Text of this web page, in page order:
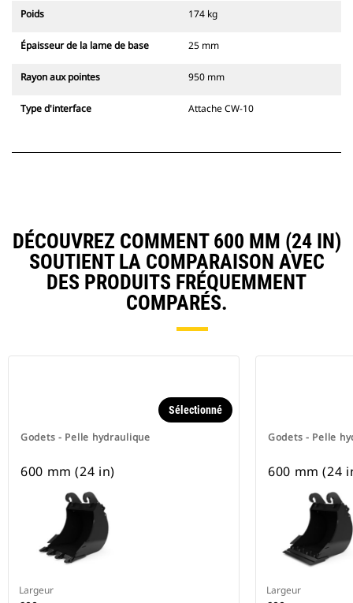
Poids 174 kg
Épaisseur de la lame de base 25 mm
Rayon aux pointes 950 mm
Type d'interface Attache CW-10
DÉCOUVREZ COMMENT 600 MM (24 IN)
SOUTIENT LA COMPARAISON AVEC
DES PRODUITS FRÉQUEMMENT
COMPARÉS.
Godets - Pelle hydraulique
Sélectionné
600 mm (24 in)
Largeur
Godets - Pelle
600 mm (24
Largeur